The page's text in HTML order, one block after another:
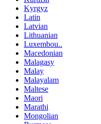
Kyrgyz
Latin
Latvian
Lithuanian
Luxembou..
Macedonian
Malagasy
Malay
Malayalam
Maltese
Maori
Marathi
Mongolian